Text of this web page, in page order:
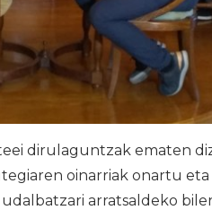
dirulaguntzak ematen
oinarriak onartu
arratsaldeko